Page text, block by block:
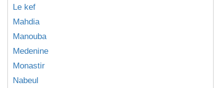
Le kef
Mahdia
Manouba
Medenine
Monastir
Nabeul